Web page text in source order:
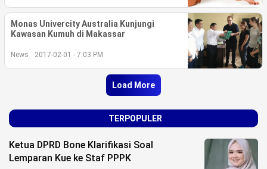
Monas Univercity Australia Kunjungi
Kawasan Kumuh di Makassar
News 2017-02-01 - 7:03 PM
Load More
TERPOPULER
Ketua DPRD Bone Klarifikasi Soal
Lemparan Kue ke Staf PPPK